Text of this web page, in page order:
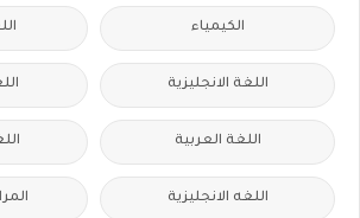
الكيمياء
اللغة الانجليزية
اللغة العربية
اللغه الانجليزية